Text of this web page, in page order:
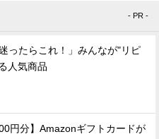
- PR -
ったらこれ！」みんなが"リピ
人気商品
円分】Amazonギフトカードが